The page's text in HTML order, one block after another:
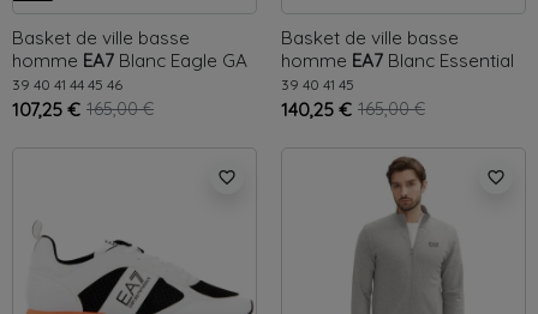
Basket de ville basse
homme EA7 Blanc Eagle GA
39 40 41 44 45 46
107,25 € 165,00 €
Basket de ville basse
homme EA7 Blanc Essential
39 40 41 45
140,25 € 165,00 €
favorite_border favorite_border